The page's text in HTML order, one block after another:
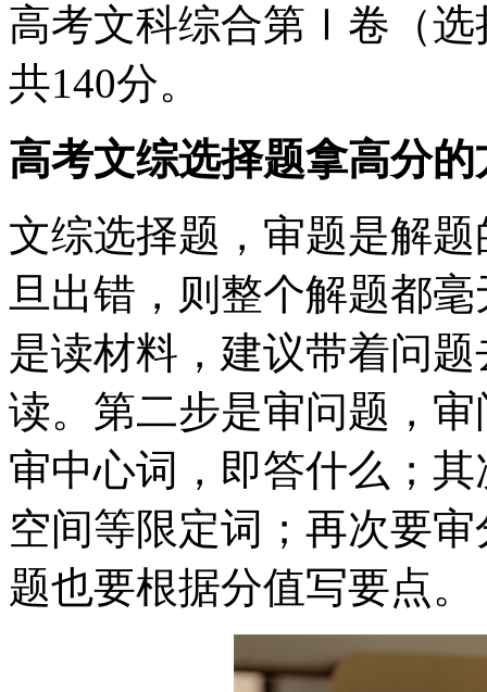
高考文科综合第Ⅰ卷（选
共140分。
高考文综选择题拿高分的
文综选择题，审题是解
旦出错，则整个解题都
是读材料，建议带着问
读。第二步是审问题，
审中心词，即答什么；
空间等限定词；再次要
题也要根据分值写要点。